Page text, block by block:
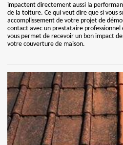
impactent directement aussi la
de la toiture. Ce qui veut dire que si vous
accomplissement de votre projet de
contact avec un prestataire
vous permet de recevoir un bon impact
votre couverture de maison.